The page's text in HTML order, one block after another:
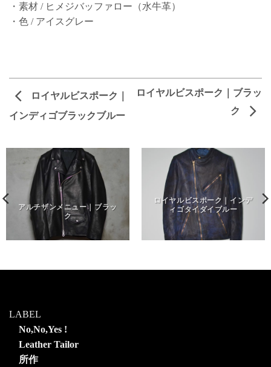
・素材 / ヒメジバッファロー（水牛革）
・色 / アイスグレー
ロイヤルビスポーク｜
インディゴブラックブルー
ロイヤルビスポーク｜ブラッ
ク
アルチザンメニュー｜ブラッ
ク
ロイヤルビスポーク｜インデ
ィゴタイダイブルー
LABEL
No,No,Yes !
Leather Tailor
所作